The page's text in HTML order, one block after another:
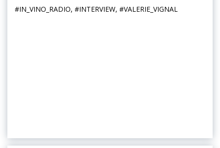
#IN_VINO_RADIO, #INTERVIEW, #VALERIE_VIGNAL